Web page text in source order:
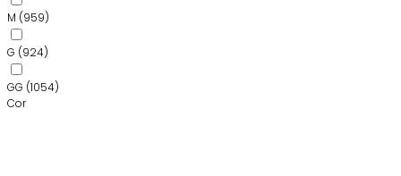
M (959)
G (924)
GG (1054)
Cor